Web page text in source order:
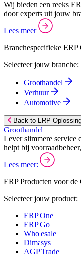
Wij bieden een reeks
door experts uit jouw
Lees meer
Branchespecifieke ERP
Selecteer jouw branche:
Groothandel
Verhuur
Automotive
Back to ERP
Groothandel
Lever slimmere service
helpt bij
Lees meer:
ERP Producten voor de
Selecteer jouw product:
ERP One
ERP Go
Wholesale
Dimasys
AGP Trade